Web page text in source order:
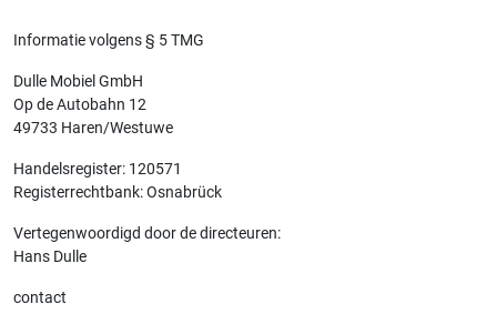
Informatie volgens § 5 TMG
Dulle Mobiel GmbH
Op de Autobahn 12
49733 Haren/Westuwe
Handelsregister: 120571
Registerrechtbank: Osnabrück
Vertegenwoordigd door de directeuren:
Hans Dulle
contact